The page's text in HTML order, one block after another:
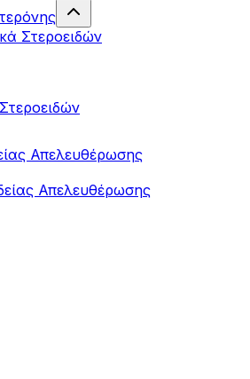
Στεροειδών
Απελευθέρωσης
Απελευθέρωσης